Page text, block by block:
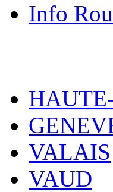
Info
VALAIS
VAUD